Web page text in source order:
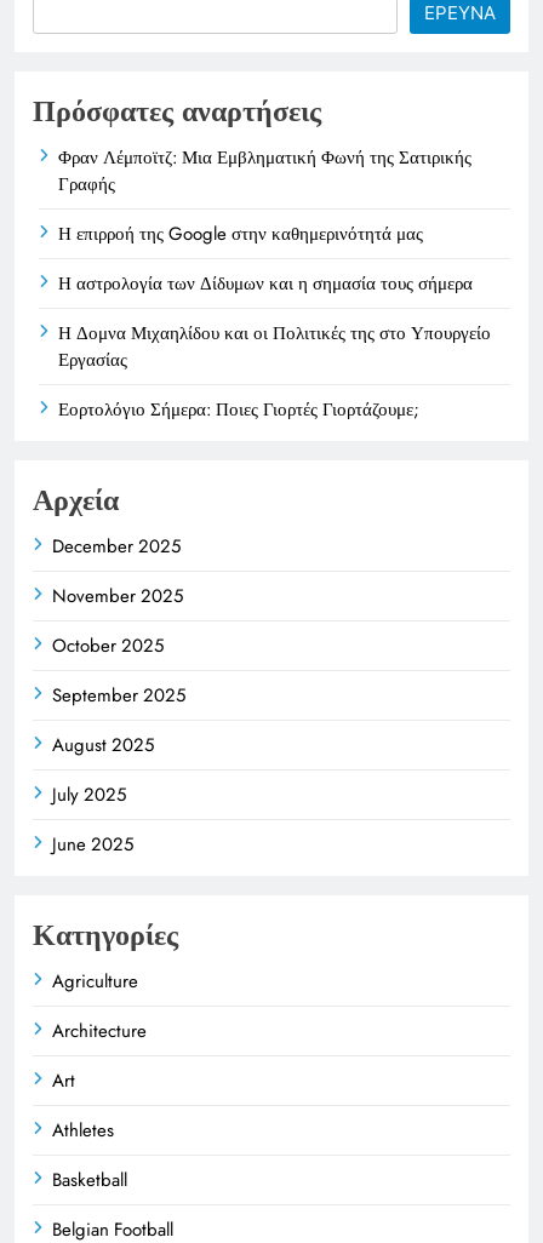
ΕΡΕΥΝΑ
Πρόσφατες αναρτήσεις
Φραν Λέμποϊτζ: Μια Εμβληματική Φωνή της Σατιρικής
Γραφής
Η επιρροή της Google στην καθημερινότητά μας
Η αστρολογία των Δίδυμων και η σημασία τους σήμερα
Η Δομνα Μιχαηλίδου και οι Πολιτικές της στο Υπουργείο
Εργασίας
Εορτολόγιο Σήμερα: Ποιες Γιορτές Γιορτάζουμε;
Αρχεία
December 2025
November 2025
October 2025
September 2025
August 2025
July 2025
June 2025
Κατηγορίες
Agriculture
Architecture
Art
Athletes
Basketball
Belgian Football